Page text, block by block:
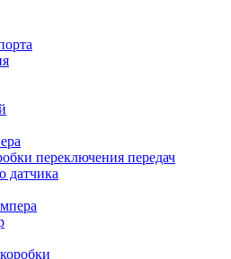
переключения передач
датчика